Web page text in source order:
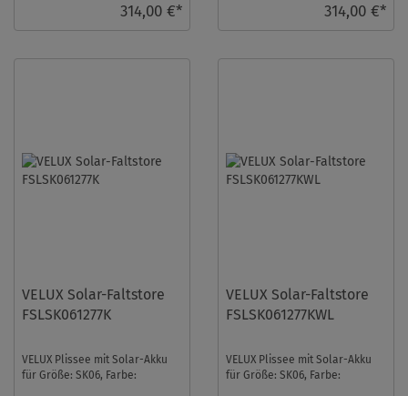
314,00 €* 314,00 €*
VELUX Solar-Faltstore
FSLSK061277K
VELUX Plissee mit Solar-Akku
für Größe: SK06, Farbe:
VELUX Solar-Faltstore
FSLSK061277KWL
VELUX Plissee mit Solar-Akku
für Größe: SK06, Farbe: